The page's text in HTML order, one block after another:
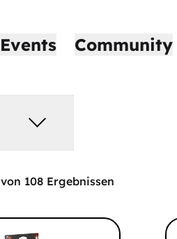
Events Community
von 108 Ergebnissen